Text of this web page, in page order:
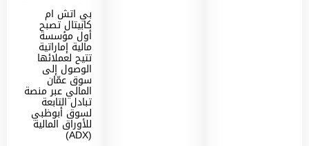
بي اتش ام
كابيتال تصبح
أول مؤسسة
مالية إماراتية
تتيح لعملائها
الوصول إلى
سوق عمّان
المالي عبر منصة
تبادل التابعة
لسوق أبوظبي
للأوراق المالية
(ADX)